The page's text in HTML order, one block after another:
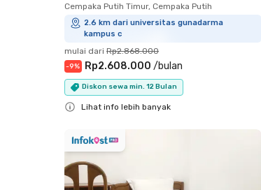
Cempaka Putih Timur, Cempaka Putih
2.6 km dari universitas gunadarma
kampus c
mulai dari Rp2.868.000
-9% Rp2.608.000 /bulan
Diskon sewa min. 12 Bulan
Lihat info lebih banyak